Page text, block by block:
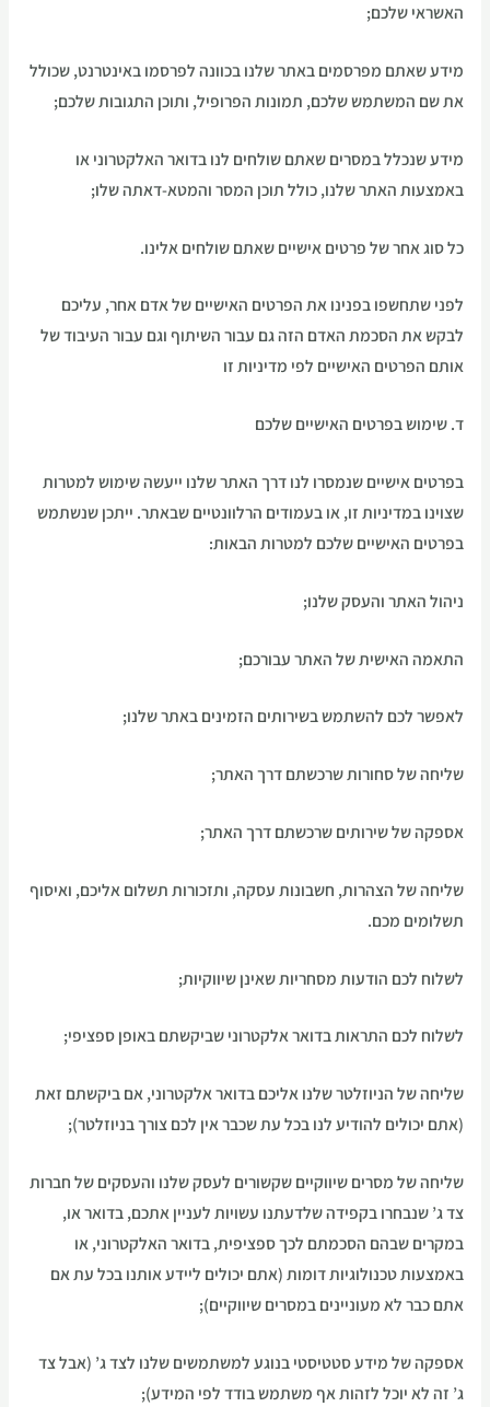
האשראי שלכם;
מידע שאתם מפרסמים באתר שלנו בכוונה לפרסמו באינטרנט, שכולל
את שם המשתמש שלכם, תמונות הפרופיל, ותוכן התגובות שלכם;
מידע שנכלל במסרים שאתם שולחים לנו בדואר האלקטרוני או
באמצעות האתר שלנו, כולל תוכן המסר והמטא-דאתה שלו;
כל סוג אחר של פרטים אישיים שאתם שולחים אלינו.
לפני שתחשפו בפנינו את הפרטים האישיים של אדם אחר, עליכם
לבקש את הסכמת האדם הזה גם עבור השיתוף וגם עבור העיבוד של
אותם הפרטים האישיים לפי מדיניות זו
ד. שימוש בפרטים האישיים שלכם
בפרטים אישיים שנמסרו לנו דרך האתר שלנו ייעשה שימוש למטרות
שצוינו במדיניות זו, או בעמודים הרלוונטיים שבאתר. ייתכן שנשתמש
בפרטים האישיים שלכם למטרות הבאות:
ניהול האתר והעסק שלנו;
התאמה האישית של האתר עבורכם;
לאפשר לכם להשתמש בשירותים הזמינים באתר שלנו;
שליחה של סחורות שרכשתם דרך האתר;
אספקה של שירותים שרכשתם דרך האתר;
שליחה של הצהרות, חשבונות עסקה, ותזכורות תשלום אליכם, ואיסוף
תשלומים מכם.
לשלוח לכם הודעות מסחריות שאינן שיווקיות;
לשלוח לכם התראות בדואר אלקטרוני שביקשתם באופן ספציפי;
שליחה של הניוזלטר שלנו אליכם בדואר אלקטרוני, אם ביקשתם זאת
(אתם יכולים להודיע לנו בכל עת שכבר אין לכם צורך בניוזלטר);
שליחה של מסרים שיווקיים שקשורים לעסק שלנו והעסקים של חברות
צד ג’ שנבחרו בקפידה שלדעתנו עשויות לעניין אתכם, בדואר או,
במקרים שבהם הסכמתם לכך ספציפית, בדואר האלקטרוני, או
באמצעות טכנולוגיות דומות (אתם יכולים ליידע אותנו בכל עת אם
אתם כבר לא מעוניינים במסרים שיווקיים);
אספקה של מידע סטטיסטי בנוגע למשתמשים שלנו לצד ג’ (אבל צד
ג’ זה לא יוכל לזהות אף משתמש בודד לפי המידע);